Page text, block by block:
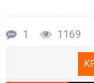
1 1169